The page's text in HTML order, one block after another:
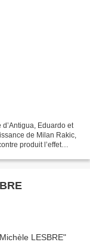
Eduardo et
de Milan Rakic,
produit l’effet